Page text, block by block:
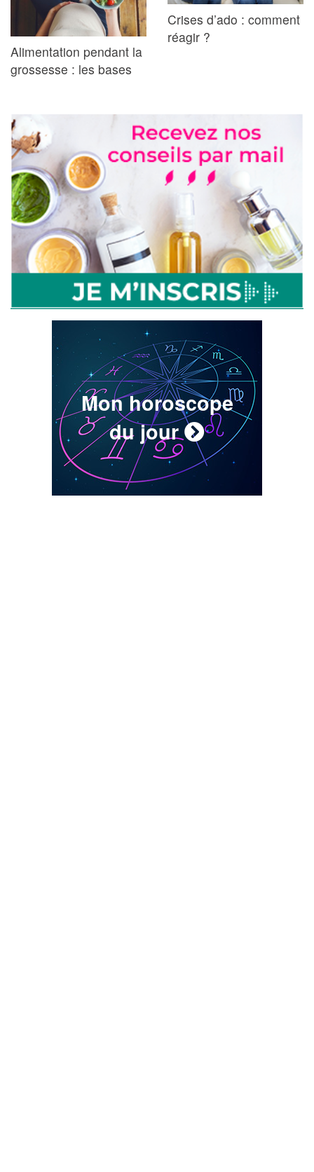
Alimentation pendant la
grossesse : les bases
Crises d’ado : comment
réagir ?
Mon horoscope
du jour